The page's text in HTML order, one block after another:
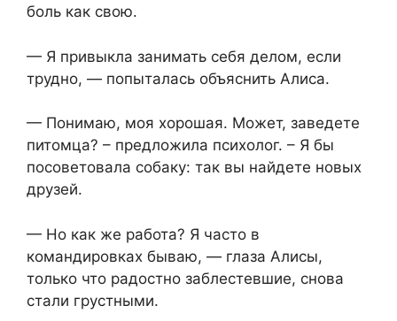
боль как свою.
— Я привыкла занимать себя делом, если
трудно, — попыталась объяснить Алиса.
— Понимаю, моя хорошая. Может, заведете
питомца? – предложила психолог. – Я бы
посоветовала собаку: так вы найдете новых
друзей.
— Но как же работа? Я часто в
командировках бываю, — глаза Алисы,
только что радостно заблестевшие, снова
стали грустными.